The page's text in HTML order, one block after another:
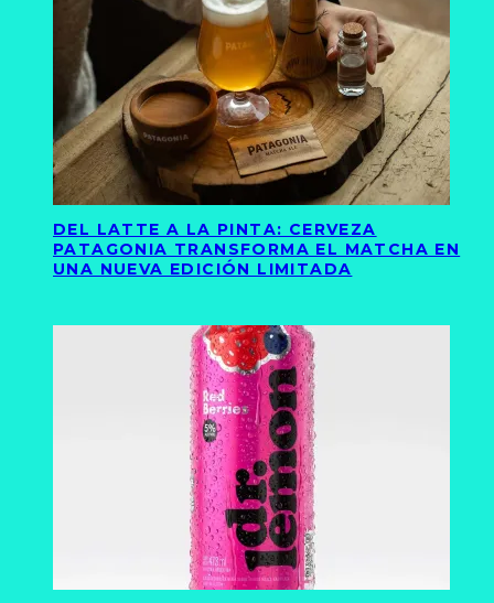
DEL LATTE A LA PINTA: CERVEZA
PATAGONIA TRANSFORMA EL MATCHA EN
UNA NUEVA EDICIÓN LIMITADA